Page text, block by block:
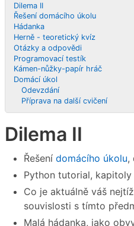
Dilema II
Řešení domácího úkolu
Hádanka
Herně - teoretický kvíz
Otázky a odpovědi
Programovací testík
Kámen-nůžky-papír hráč
Domácí úkol
Odevzdání
Příprava na další cvičení
Dilema II
Řešení domácího úkolu,
Python tutorial,
Co je aktuálně váš
souvislosti s tímto
Malá hádanka, jako